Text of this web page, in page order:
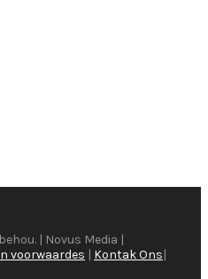
| Novus Media |
voorwaardes | Kontak Ons|